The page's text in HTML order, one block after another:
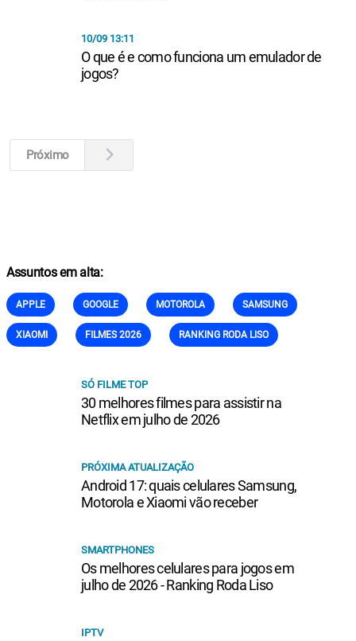
10/09 13:11
O que é e como funciona um emulador de
jogos?
Próximo
Assuntos em alta:
APPLE GOOGLE MOTOROLA SAMSUNG
XIAOMI FILMES 2026 RANKING RODA LISO
SÓ FILME TOP
30 melhores filmes para assistir na
Netflix em julho de 2026
PRÓXIMA ATUALIZAÇÃO
Android 17: quais celulares Samsung,
Motorola e Xiaomi vão receber
SMARTPHONES
Os melhores celulares para jogos em
julho de 2026 - Ranking Roda Liso
IPTV